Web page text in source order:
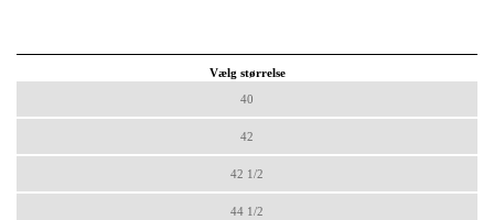
Vælg størrelse
40
42
42 1/2
44 1/2